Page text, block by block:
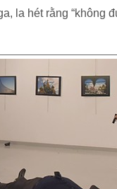
la hét rằng “không